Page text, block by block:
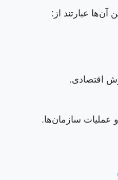
عبارتند از:
اقتصادی.
عملیات سازمان‌ها.